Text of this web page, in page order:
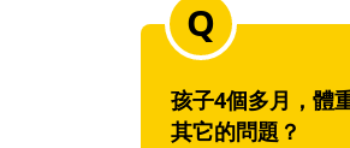
孩子4個多月，體
其它的問題？